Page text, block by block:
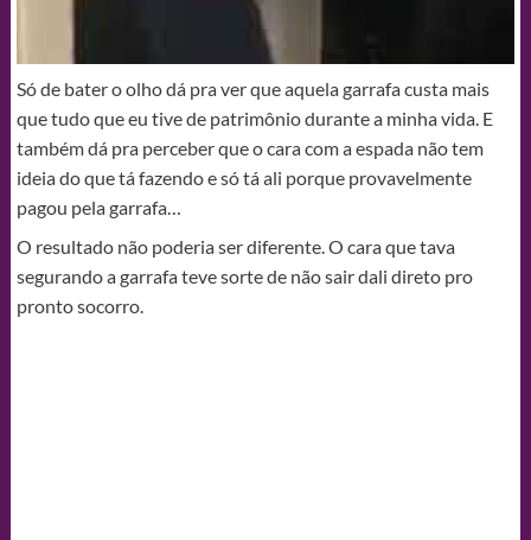
Só de bater o olho dá pra ver que aquela garrafa custa mais
que tudo que eu tive de patrimônio durante a minha vida. E
também dá pra perceber que o cara com a espada não tem
ideia do que tá fazendo e só tá ali porque provavelmente
pagou pela garrafa…
O resultado não poderia ser diferente. O cara que tava
segurando a garrafa teve sorte de não sair dali direto pro
pronto socorro.